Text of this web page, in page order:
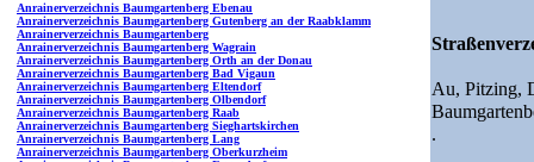
Anrainerverzeichnis Baumgartenberg Ebenau
Anrainerverzeichnis Baumgartenberg Gutenberg an der Raabklamm
Anrainerverzeichnis Baumgartenberg
Anrainerverzeichnis Baumgartenberg Wagrain
Anrainerverzeichnis Baumgartenberg Orth an der Donau
Anrainerverzeichnis Baumgartenberg Bad Vigaun
Anrainerverzeichnis Baumgartenberg Eltendorf
Anrainerverzeichnis Baumgartenberg Olbendorf
Anrainerverzeichnis Baumgartenberg Raab
Anrainerverzeichnis Baumgartenberg Sieghartskirchen
Anrainerverzeichnis Baumgartenberg Lang
Anrainerverzeichnis Baumgartenberg Oberkurzheim
Au, Pitzing,
.